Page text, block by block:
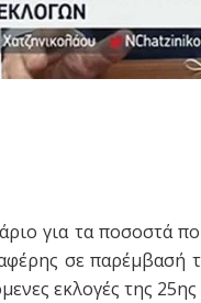
για τα ποσοστά
σε παρέμβασή
εκλογές της 25ης